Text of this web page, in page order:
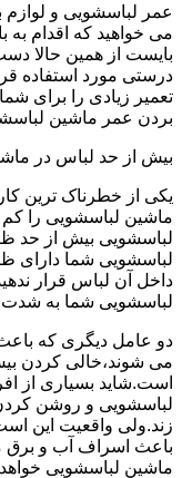
عمر لباسشویی و لوازم
می خواهید که اقدام به
بایست از همین حالا
درستی مورد استفاده
بردن عمر ماشین
بیش از حد لباس در
یکی از خطرناک ترین
ماشین لباسشویی را کم
لباسشویی بیش از حد
داخل آن لباس قرار
لباسشویی شما به شدت
دو عامل دیگری که
می شوند،خالی کردن
است.شاید بسیاری از
لباسشویی و روشن
زند.ولی واقعیت این
باعث اسراف آب و
ماشین لباسشویی